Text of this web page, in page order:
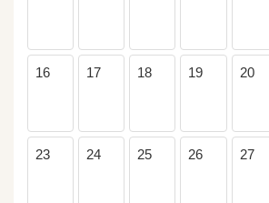
16 17 18 19 20
23 24 25 26 27